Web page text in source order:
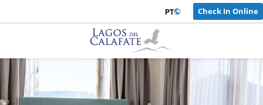
PT Iniciar sessão
Check In Online